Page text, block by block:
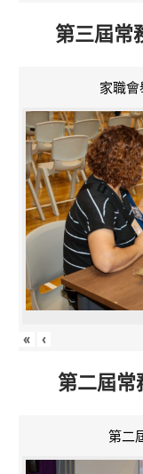
第三屆
家職
« ‹
第二屆
第二